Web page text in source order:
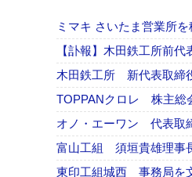
ミマキ さいたま営業所
【訃報】木田鉄工所前
木田鉄工所 新代表取締
TOPPANクロレ 株主総
オノ・エーワン 代表取
富山工組 須垣貴雄理事
東印工組城西 事務局を